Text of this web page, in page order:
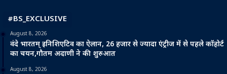
#BS_EXCLUSIVE
August 8, 2026
वंदे भारतम् इनिशिएटिव का ऐलान, 26 हजार से ज्यादा एंट्रीज में से पहले कॉहोर्ट
का चयन,गौतम अदाणी ने की शुरुआत
August 8, 2026